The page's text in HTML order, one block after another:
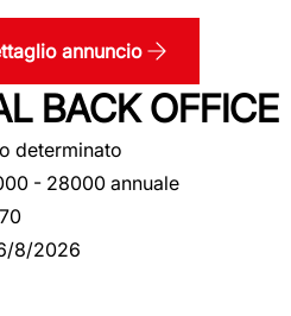
annuncio
BACK OFFICE
determinato
- 28000 annuale
8/2026